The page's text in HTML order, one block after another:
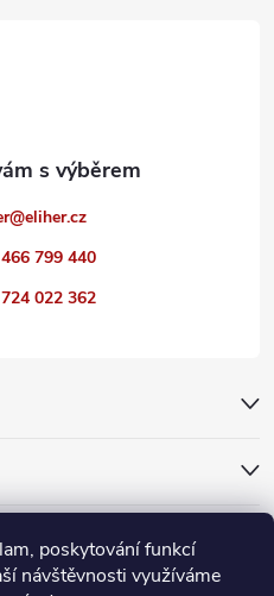
poskytování funkcí
návštěvnosti využíváme
@eliher.cz
799 440
022 362